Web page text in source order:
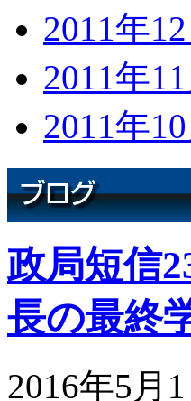
2011年12
2011年11
2011年10
政局短信
長の最終
2016年5月1